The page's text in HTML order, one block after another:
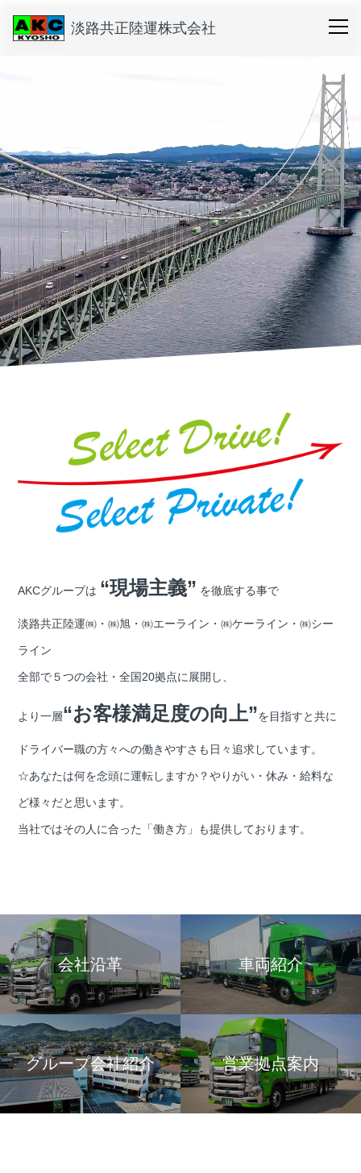
淡路共正陸運株式会社
AKCグループは “現場主義” を徹底する事で
淡路共正陸運㈱・㈱旭・㈱エーライン・㈱ケーライン・㈱シー
ライン
全部で５つの会社・全国20拠点に展開し、
より一層“お客様満足度の向上”を目指すと共に
ドライバー職の方々への働きやすさも日々追求しています。
☆あなたは何を念頭に運転しますか？やりがい・休み・給料な
ど様々だと思います。
当社ではその人に合った「働き方」も提供しております。
会社沿革 車両紹介
グループ会社紹介 営業拠点案内